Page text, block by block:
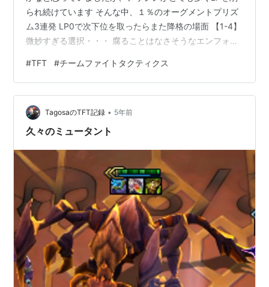
られ続けています そんな中、１％のオーグメントプリズ
ム3連発 LP0で次下位を取ったらまた降格の場面 【1-4】
微妙すぎる選択・・・ 腐ることはなさそうなエンフォー
ギャンブラーを選択 【序盤】 そう、以前まだTFが強かっ
た時にどなたかの情報で見た「Lvl3でザイラにイカサマ
ダイスを使うとLvl1はダリウスとTFしか出てこない」を
久々に使う気になりました こんな感じで連発です ダイス
の甲斐もあって2－3で★３が2体揃います いろんな人が
#TFT #チームファイトタクティクス
TagosaのTFT記録 • 5年前
久々のミュータント